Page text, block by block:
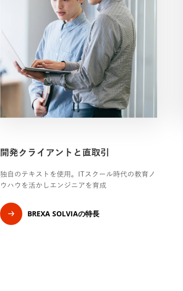
開発クライアントと直取引
独自のテキストを使用。ITスクール時代の教育ノ
ウハウを活かしエンジニアを育成
BREXA SOLVIAの特長